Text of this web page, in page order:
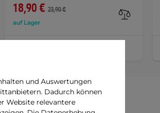
18,90 € 23,90 €
auf Lager
und Auswertungen
Dadurch können
Website relevantere